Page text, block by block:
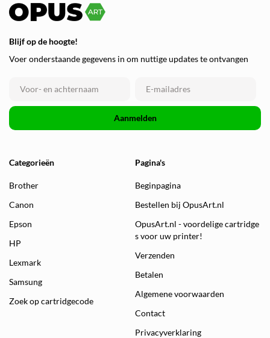
Blijf op de hoogte!
Voer onderstaande gegevens in om nuttige updates te ontvangen
Aanmelden
Categorieën
Brother
Canon
Epson
HP
Lexmark
Samsung
Zoek op cartridgecode
Pagina's
Beginpagina
Bestellen bij OpusArt.nl
OpusArt.nl - voordelige cartridge
s voor uw printer!
Verzenden
Betalen
Algemene voorwaarden
Contact
Privacyverklaring